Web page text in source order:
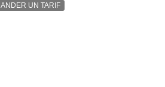
UN TARIF